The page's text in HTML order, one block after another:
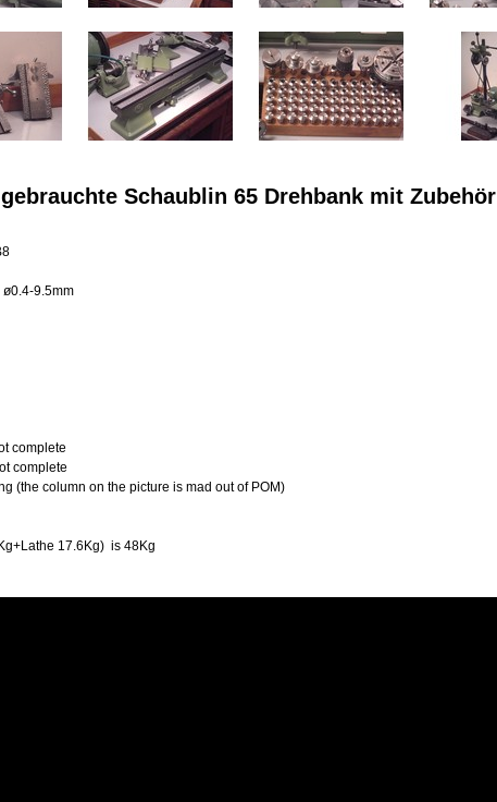
Schaublin 65 Drehbank mit Zubehör
9.5mm
complete
complete
(the column on the picture is mad out of POM)
17.6Kg) is 48Kg